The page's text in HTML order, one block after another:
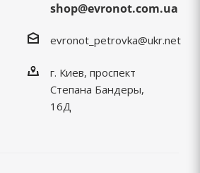
shop@evronot.com.ua
evronot_petrovka@ukr.net
г. Киев, проспект
Степана Бандеры,
16Д